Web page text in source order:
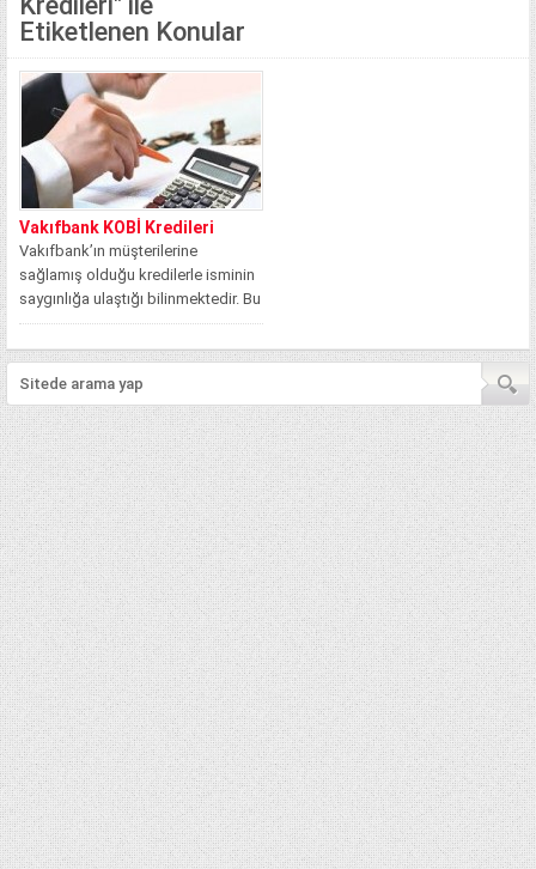
Etiketlenen Konular
Vakıfbank KOBİ Kredileri
Vakıfbank’ın müşterilerine
sağlamış olduğu kredilerle isminin
saygınlığa ulaştığı bilinmektedir. Bu
saygınlıktan dolayıdır ki müşteri
haznesi...